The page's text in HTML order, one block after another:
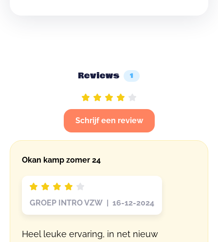
Reviews 1
Schrijf een review
Okan kamp zomer 24
GROEP INTRO VZW | 16-12-2024
Heel leuke ervaring, in net nieuw